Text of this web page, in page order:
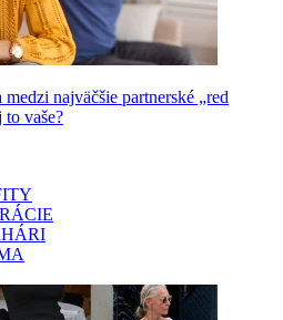
najväčšie partnerské „red
to vaše?